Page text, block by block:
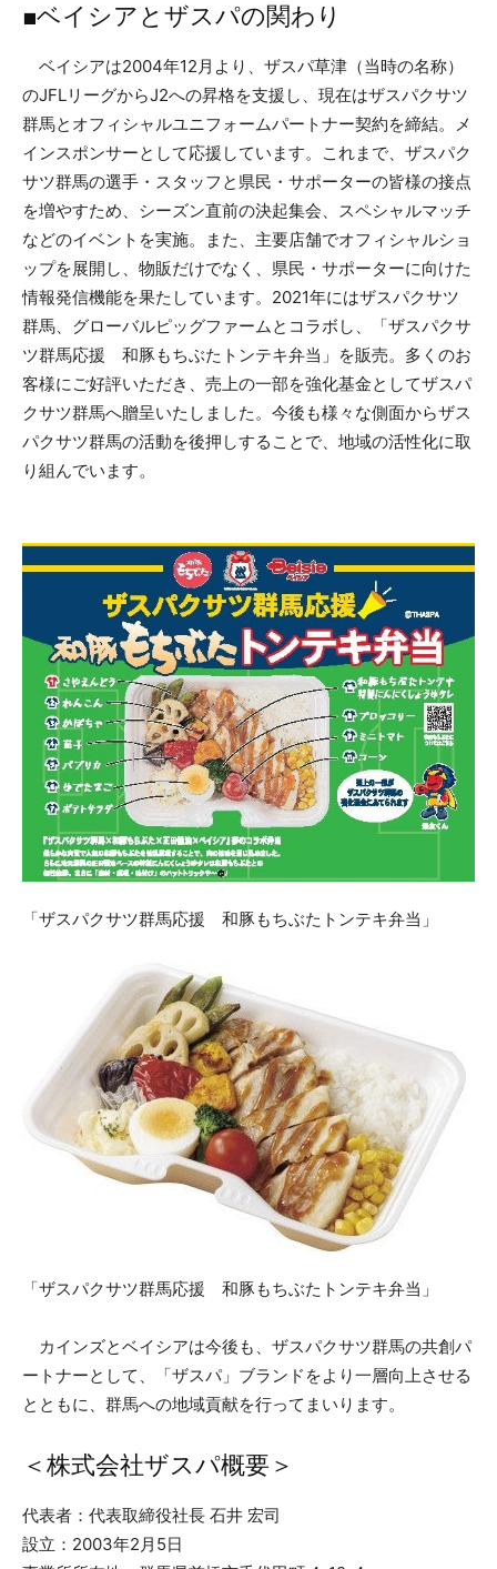
■ベイシアとザスパの関わり
ベイシアは2004年12月より、ザスパ草津（当時の名称）
のJFLリーグからJ2への昇格を支援し、現在はザスパクサツ
群馬とオフィシャルユニフォームパートナー契約を締結。メ
インスポンサーとして応援しています。これまで、ザスパク
サツ群馬の選手・スタッフと県民・サポーターの皆様の接点
を増やすため、シーズン直前の決起集会、スペシャルマッチ
などのイベントを実施。また、主要店舗でオフィシャルショ
ップを展開し、物販だけでなく、県民・サポーターに向けた
情報発信機能を果たしています。2021年にはザスパクサツ
群馬、グローバルピッグファームとコラボし、「ザスパクサ
ツ群馬応援 和豚もちぶたトンテキ弁当」を販売。多くのお
客様にご好評いただき、売上の一部を強化基金としてザスパ
クサツ群馬へ贈呈いたしました。今後も様々な側面からザス
パクサツ群馬の活動を後押しすることで、地域の活性化に取
り組んでいます。
「ザスパクサツ群馬応援 和豚もちぶたトンテキ弁当」
「ザスパクサツ群馬応援 和豚もちぶたトンテキ弁当」
カインズとベイシアは今後も、ザスパクサツ群馬の共創パ
ートナーとして、「ザスパ」ブランドをより一層向上させる
とともに、群馬への地域貢献を行ってまいります。
＜株式会社ザスパ概要＞
代表者：代表取締役社長 石井 宏司
設立：2003年2月5日